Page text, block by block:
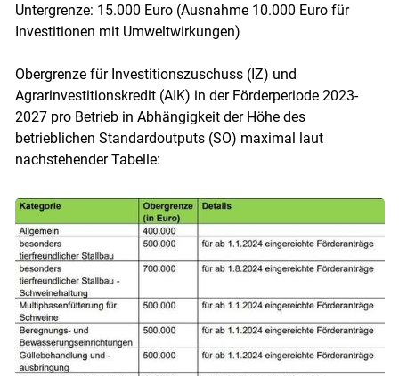
Untergrenze: 15.000 Euro (Ausnahme 10.000 Euro für
Investitionen mit Umweltwirkungen)
Obergrenze für Investitionszuschuss (IZ) und
Agrarinvestitionskredit (AIK) in der Förderperiode 2023-
2027 pro Betrieb in Abhängigkeit der Höhe des
betrieblichen Standardoutputs (SO) maximal laut
nachstehender Tabelle: